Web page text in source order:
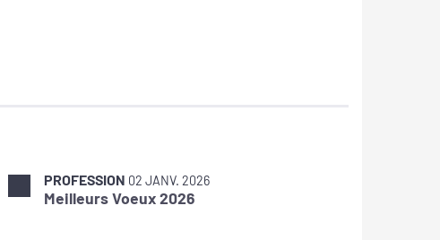
PROFESSION 02 JANV. 2026
Meilleurs Voeux 2026